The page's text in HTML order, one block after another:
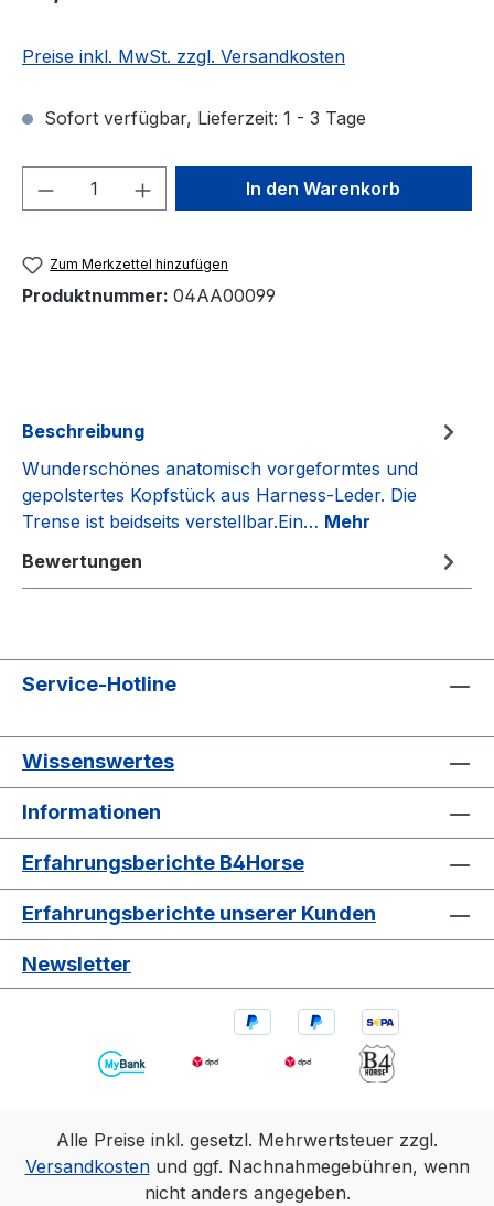
Preise inkl. MwSt. zzgl. Versandkosten
Sofort verfügbar, Lieferzeit: 1 - 3 Tage
Produkt Anzahl: Gib denIn den Warenkorb
Zum Merkzettel hinzufügen
Produktnummer: 04AA00099
Beschreibung
Wunderschönes anatomisch vorgeformtes und
gepolstertes Kopfstück aus Harness-Leder. Die
Trense ist beidseits verstellbar.Ein… Mehr
Bewertungen
Service-Hotline
Wissenswertes
Informationen
Erfahrungsberichte B4Horse
Erfahrungsberichte unserer Kunden
Newsletter
Alle Preise inkl. gesetzl. Mehrwertsteuer zzgl.
Versandkostenund ggf. Nachnahmegebühren, wenn
nicht anders angegeben.